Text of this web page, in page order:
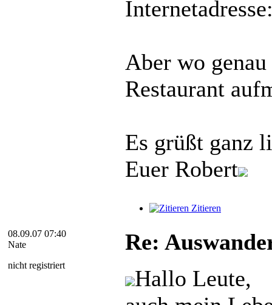
Aber wo
Restaurant
Es grüßt ganz
Euer Robert
Zitieren
08.09.07 07:40
Nate
nicht registriert
Re:
Hallo Leute,